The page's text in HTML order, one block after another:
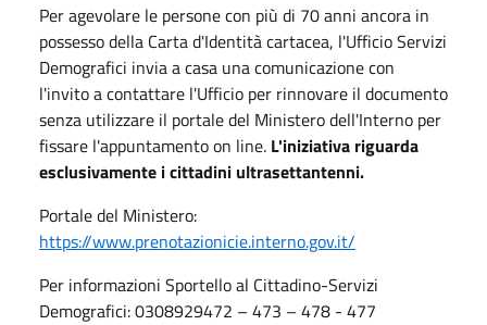
Per agevolare le persone con più di 70 anni ancora in
possesso della Carta d'Identità cartacea, l'Ufficio Servizi
Demografici invia a casa una comunicazione con
l'invito a contattare l'Ufficio per rinnovare il documento
senza utilizzare il portale del Ministero dell'Interno per
fissare l'appuntamento on line. L'iniziativa riguarda
esclusivamente i cittadini ultrasettantenni.
Portale del Ministero:
https://www.prenotazionicie.interno.gov.it/
Per informazioni Sportello al Cittadino-Servizi
Demografici: 0308929472 – 473 – 478 - 477